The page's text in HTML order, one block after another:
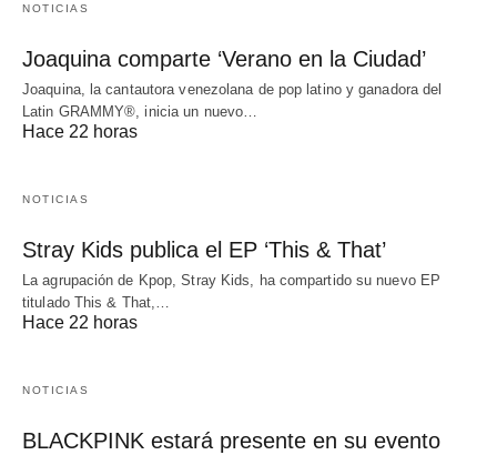
NOTICIAS
Joaquina comparte ‘Verano en la Ciudad’
Joaquina, la cantautora venezolana de pop latino y ganadora del
Latin GRAMMY®, inicia un nuevo…
Hace 22 horas
NOTICIAS
Stray Kids publica el EP ‘This & That’
La agrupación de Kpop, Stray Kids, ha compartido su nuevo EP
titulado This & That,…
Hace 22 horas
NOTICIAS
BLACKPINK estará presente en su evento